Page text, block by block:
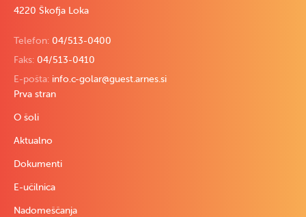
4220 Škofja Loka
Telefon: 04/513-0400
Faks: 04/513-0410
E-pošta: info.c-golar@guest.arnes.si
Prva stran
O šoli
Aktualno
Dokumenti
E-učilnica
Nadomeščanja